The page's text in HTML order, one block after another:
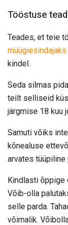
Tööstuse
Teades, et teie
müügiesindajaks
kindel.
Seda silmas
teilt selliseid
järgmise 18 kuu
Samuti võiks
kõnealuse
arvates
Kindlasti õppige
Võib-olla
selle parda.
võimalik.